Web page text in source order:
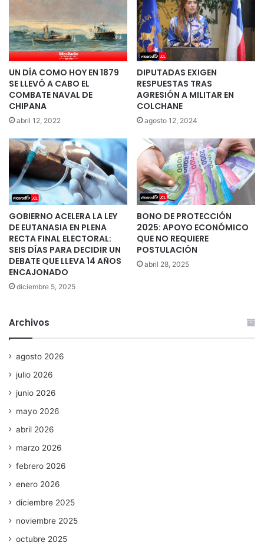
UN DÍA COMO HOY EN 1879
SE LLEVÓ A CABO EL
COMBATE NAVAL DE
CHIPANA
abril 12, 2022
DIPUTADAS EXIGEN
RESPUESTAS TRAS
AGRESIÓN A MILITAR EN
COLCHANE
agosto 12, 2024
GOBIERNO ACELERA LA LEY
DE EUTANASIA EN PLENA
RECTA FINAL ELECTORAL:
SEIS DÍAS PARA DECIDIR UN
DEBATE QUE LLEVA 14 AÑOS
ENCAJONADO
diciembre 5, 2025
BONO DE PROTECCIÓN
2025: APOYO ECONÓMICO
QUE NO REQUIERE
POSTULACIÓN
abril 28, 2025
Archivos
agosto 2026
julio 2026
junio 2026
mayo 2026
abril 2026
marzo 2026
febrero 2026
enero 2026
diciembre 2025
noviembre 2025
octubre 2025